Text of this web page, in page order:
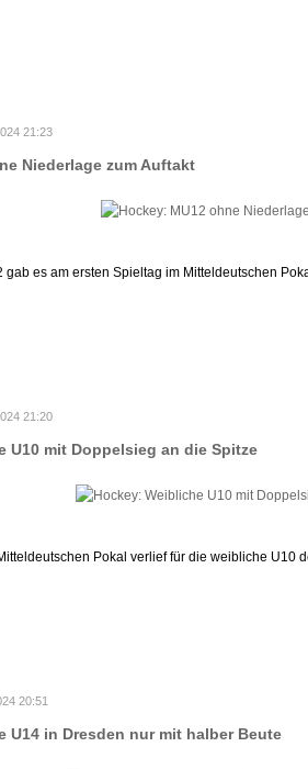
21:23
Niederlage zum Auftakt
gab es am ersten Spieltag im Mitteldeutschen
21:20
U10 mit Doppelsieg an die Spitze
Pokal verlief für die weibliche U10
20:51
U14 in Dresden nur mit halber Beute